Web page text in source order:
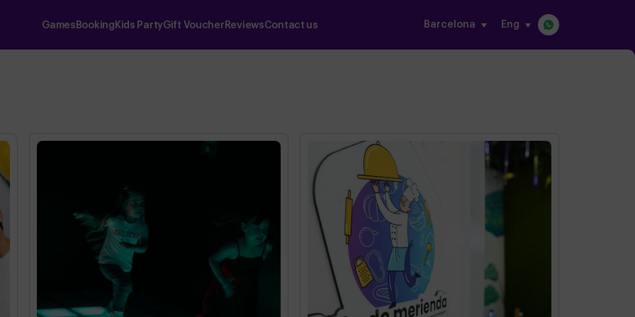
Barcelona eng
Games Booking Kids PartyGift Voucher ReviewsContact us